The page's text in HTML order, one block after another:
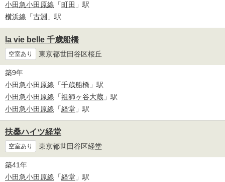
小田急小田原線 「町田 」駅
横浜線 「古淵 」駅
la vie belle 千歳船橋
空室あり 東京都世田谷区桜丘
築9年
小田急小田原線 「千歳船橋 」駅
小田急小田原線 「祖師ヶ谷大蔵 」駅
小田急小田原線 「経堂 」駅
扶桑ハイツ経堂
空室あり 東京都世田谷区経堂
築41年
小田急小田原線 「経堂 」駅